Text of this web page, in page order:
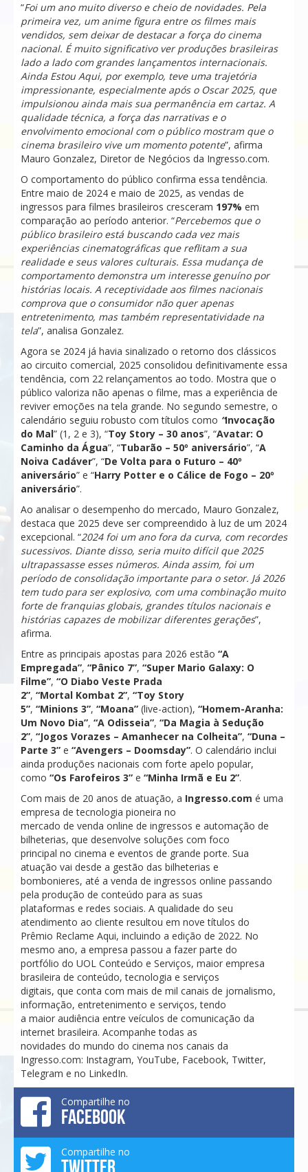
“Foi um ano muito diverso e cheio de novidades. Pela
primeira vez, um anime figura entre os filmes mais
vendidos, sem deixar de destacar a força do cinema
nacional. É muito significativo ver produções brasileiras
lado a lado com grandes lançamentos internacionais.
Ainda Estou Aqui, por exemplo, teve uma trajetória
impressionante, especialmente após o Oscar 2025, que
impulsionou ainda mais sua permanência em cartaz. A
qualidade técnica, a força das narrativas e o
envolvimento emocional com o público mostram que o
cinema brasileiro vive um momento potente”, afirma
Mauro Gonzalez, Diretor de Negócios da Ingresso.com.
O comportamento do público confirma essa tendência.
Entre maio de 2024 e maio de 2025, as vendas de
ingressos para filmes brasileiros cresceram 197% em
comparação ao período anterior. “Percebemos que o
público brasileiro está buscando cada vez mais
experiências cinematográficas que reflitam a sua
realidade e seus valores culturais. Essa mudança de
comportamento demonstra um interesse genuíno por
histórias locais. A receptividade aos filmes nacionais
comprova que o consumidor não quer apenas
entretenimento, mas também representatividade na
tela”, analisa Gonzalez.
Agora se 2024 já havia sinalizado o retorno dos clássicos
ao circuito comercial, 2025 consolidou definitivamente essa
tendência, com 22 relançamentos ao todo. Mostra que o
público valoriza não apenas o filme, mas a experiência de
reviver emoções na tela grande. No segundo semestre, o
calendário seguiu robusto com títulos como “Invocação
do Mal” (1, 2 e 3), “Toy Story – 30 anos”, “Avatar: O
Caminho da Água”, “Tubarão – 50º aniversário”, “A
Noiva Cadáver”, “De Volta para o Futuro – 40º
aniversário” e “Harry Potter e o Cálice de Fogo – 20º
aniversário”.
Ao analisar o desempenho do mercado, Mauro Gonzalez,
destaca que 2025 deve ser compreendido à luz de um 2024
excepcional. “2024 foi um ano fora da curva, com recordes
sucessivos. Diante disso, seria muito difícil que 2025
ultrapassasse esses números. Ainda assim, foi um
período de consolidação importante para o setor. Já 2026
tem tudo para ser explosivo, com uma combinação muito
forte de franquias globais, grandes títulos nacionais e
histórias capazes de mobilizar diferentes gerações”,
afirma.
Entre as principais apostas para 2026 estão “A
Empregada”, “Pânico 7”, “Super Mario Galaxy: O
Filme”, “O Diabo Veste Prada
2”, “Mortal Kombat 2”, “Toy Story
5”, “Minions 3”, “Moana” (live-action), “Homem-Aranha:
Um Novo Dia”, “A Odisseia”, “Da Magia à Sedução
2”, “Jogos Vorazes – Amanhecer na Colheita”, “Duna –
Parte 3” e “Avengers – Doomsday”. O calendário inclui
ainda produções nacionais com forte apelo popular,
como “Os Farofeiros 3” e “Minha Irmã e Eu 2”.
Com mais de 20 anos de atuação, a Ingresso.com é uma
empresa de tecnologia pioneira no
mercado de venda online de ingressos e automação de
bilheterias, que desenvolve soluções com foco
principal no cinema e eventos de grande porte. Sua
atuação vai desde a gestão das bilheterias e
bombonieres, até a venda de ingressos online passando
pela produção de conteúdo para as suas
plataformas e redes sociais. A qualidade do seu
atendimento ao cliente resultou em nove títulos do
Prêmio Reclame Aqui, incluindo a edição de 2022. No
mesmo ano, a empresa passou a fazer parte do
portfólio do UOL Conteúdo e Serviços, maior empresa
brasileira de conteúdo, tecnologia e serviços
digitais, que conta com mais de mil canais de jornalismo,
informação, entretenimento e serviços, tendo
a maior audiência entre veículos de comunicação da
internet brasileira. Acompanhe todas as
novidades do mundo do cinema nos canais da
Ingresso.com: Instagram, YouTube, Facebook, Twitter,
Telegram e no LinkedIn.
Compartilhe no
FACEBOOK
Compartilhe no
TWITTER